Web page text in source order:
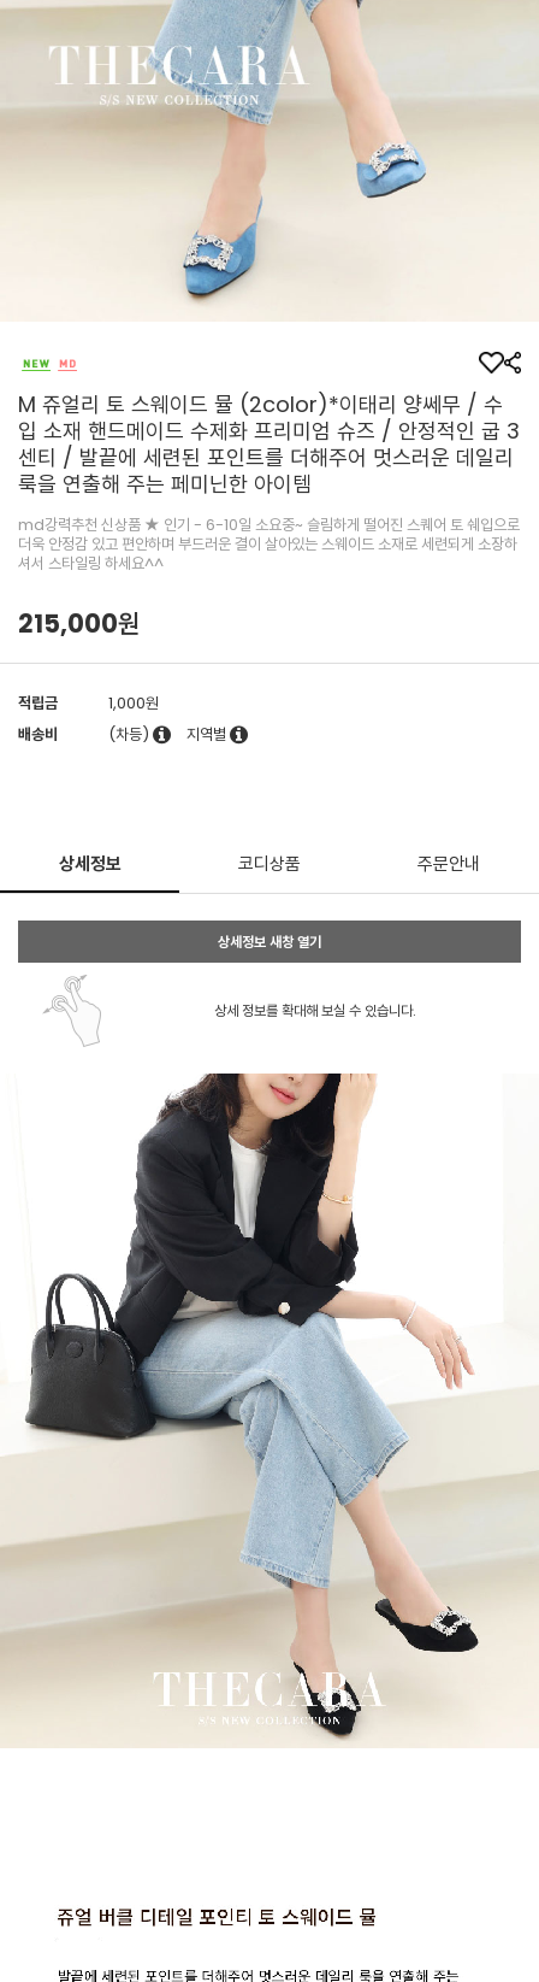
M 쥬얼리 토 스웨이드 뮬 (2color)*이태리 양쎄무 / 수
입 소재 핸드메이드 수제화 프리미엄 슈즈 / 안정적인 굽 3
센티 / 발끝에 세련된 포인트를 더해주어 멋스러운 데일리
룩을 연출해 주는 페미닌한 아이템
md강력추천 신상품 ★ 인기 - 6-10일 소요중~ 슬림하게 떨어진 스퀘어 토 쉐입으로
더욱 안정감 있고 편안하며 부드러운 결이 살아있는 스웨이드 소재로 세련되게 소장하
셔서 스타일링 하세요^^
215,000원
적립금
1,000원
배송비
(차등) 지역별
상세정보 코디상품 주문안내
상세정보 새창 열기
상세 정보를 확대해 보실 수 있습니다.